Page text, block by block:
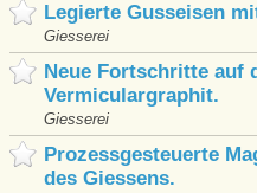
Legierte Gusseisen
Giesserei
Neue Fortschritte auf
Vermiculargraphit.
Giesserei
Prozessgesteuerte
des Giessens.